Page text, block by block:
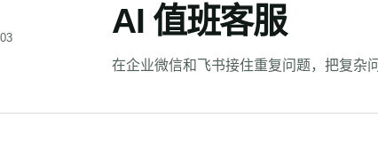
03 AI 值班客服
在企业微信和飞书接住重复问题，把复杂